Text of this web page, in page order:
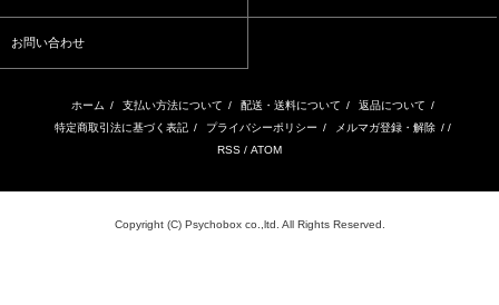
お問い合わせ
ホーム / 支払い方法について / 配送・送料について / 返品について /
特定商取引法に基づく表記 / プライバシーポリシー / メルマガ登録・解除 / /
RSS / ATOM
Copyright (C) Psychobox co.,ltd. All Rights Reserved.